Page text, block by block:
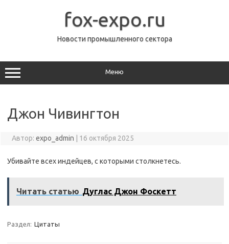
fox-expo.ru
Новости промышленного сектора
Меню
Джон Чивингтон
Автор: expo_admin 16 октября 2025
Убивайте всех индейцев, с которыми столкнетесь.
Читать статью Дуглас Джон Фоскетт
Раздел: Цитаты